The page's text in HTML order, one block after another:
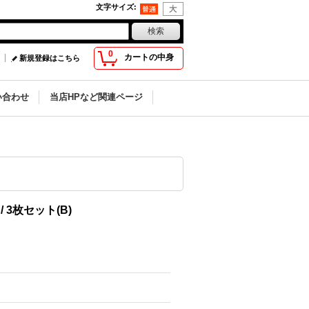
文字サイズ:
0 カートの中身
新規登録はこちら
合わせ 当店HPなど関連ページ
3枚セット(B)